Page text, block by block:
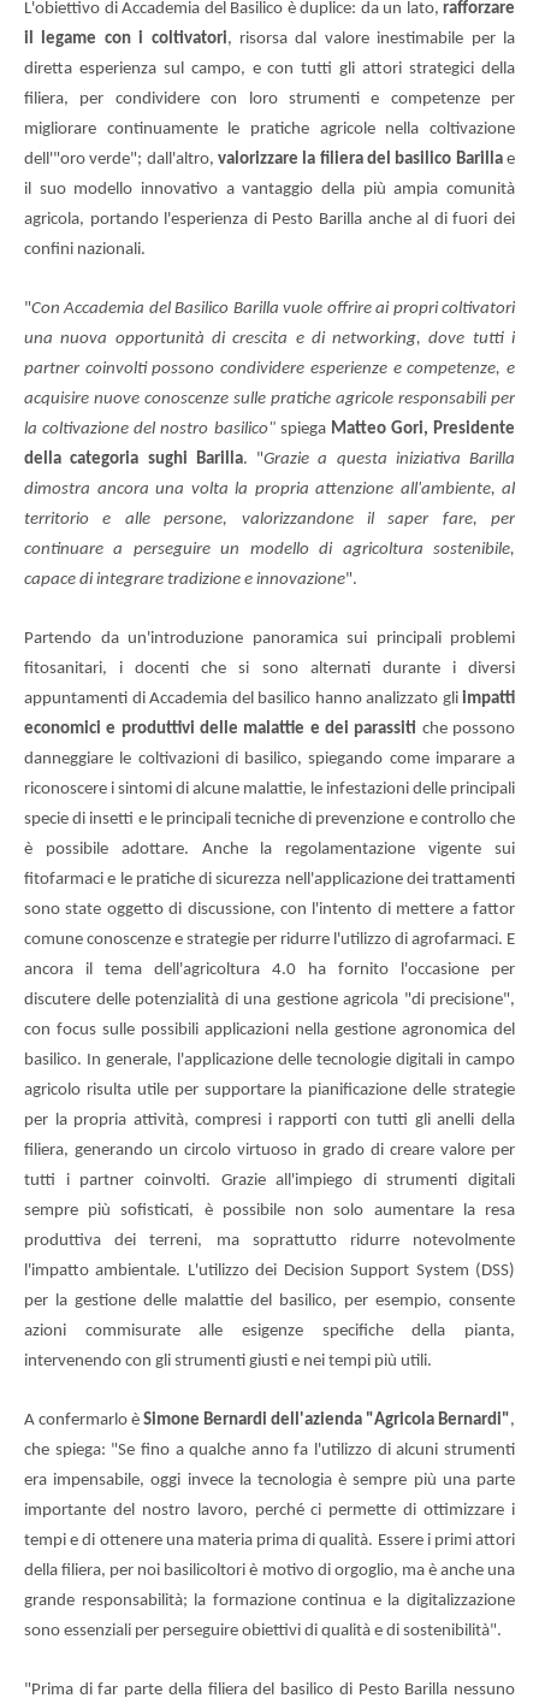
L'obiettivo di Accademia del Basilico è duplice: da un lato, rafforzare
il legame con i coltivatori, risorsa dal valore inestimabile per la
diretta esperienza sul campo, e con tutti gli attori strategici della
filiera, per condividere con loro strumenti e competenze per
migliorare continuamente le pratiche agricole nella coltivazione
dell'"oro verde"; dall'altro, valorizzare la filiera del basilico Barillae
il suo modello innovativo a vantaggio della più ampia comunità
agricola, portando l'esperienza di Pesto Barilla anche al di fuori dei
confini nazionali.
"Con Accademia del Basilico Barilla vuole offrire ai propri coltivatori
una nuova opportunità di crescita e di networking, dove tutti i
partner coinvolti possono condividere esperienze e competenze, e
acquisire nuove conoscenze sulle pratiche agricole responsabili per
la coltivazione del nostro basilico"spiega Matteo Gori, Presidente
della categoria sughi Barilla. "Grazie a questa iniziativa Barilla
dimostra ancora una volta la propria attenzione all'ambiente, al
territorio e alle persone, valorizzandone il saper fare, per
continuare a perseguire un modello di agricoltura sostenibile,
capace di integrare tradizione e innovazione".
Partendo da un'introduzione panoramica sui principali problemi
fitosanitari, i docenti che si sono alternati durante i diversi
appuntamenti di Accademia del basilico hanno analizzato gli impatti
economici e produttivi delle malattie e dei parassiti che possono
danneggiare le coltivazioni di basilico, spiegando come imparare a
riconoscere i sintomi di alcune malattie, le infestazioni delle principali
specie di insetti e le principali tecniche di prevenzione e controllo che
è possibile adottare. Anche la regolamentazione vigente sui
fitofarmaci e le pratiche di sicurezza nell'applicazione dei trattamenti
sono state oggetto di discussione, con l'intento di mettere a fattor
comune conoscenze e strategie per ridurre l'utilizzo di agrofarmaci. E
ancora il tema dell'agricoltura 4.0 ha fornito l'occasione per
discutere delle potenzialità di una gestione agricola "di precisione",
con focus sulle possibili applicazioni nella gestione agronomica del
basilico. In generale, l'applicazione delle tecnologie digitali in campo
agricolo risulta utile per supportare la pianificazione delle strategie
per la propria attività, compresi i rapporti con tutti gli anelli della
filiera, generando un circolo virtuoso in grado di creare valore per
tutti i partner coinvolti. Grazie all'impiego di strumenti digitali
sempre più sofisticati, è possibile non solo aumentare la resa
produttiva dei terreni, ma soprattutto ridurre notevolmente
l'impatto ambientale. L'utilizzo dei Decision Support System (DSS)
per la gestione delle malattie del basilico, per esempio, consente
azioni commisurate alle esigenze specifiche della pianta,
intervenendo con gli strumenti giusti e nei tempi più utili.
A confermarlo è Simone Bernardi dell'azienda "Agricola Bernardi",
che spiega: "Se fino a qualche anno fa l'utilizzo di alcuni strumenti
era impensabile, oggi invece la tecnologia è sempre più una parte
importante del nostro lavoro, perché ci permette di ottimizzare i
tempi e di ottenere una materia prima di qualità. Essere i primi attori
della filiera, per noi basilicoltori è motivo di orgoglio, ma è anche una
grande responsabilità; la formazione continua e la digitalizzazione
sono essenziali per perseguire obiettivi di qualità e di sostenibilità".
"Prima di far parte della filiera del basilico di Pesto Barilla nessuno